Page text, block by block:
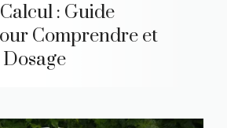
: Guide
Comprendre et